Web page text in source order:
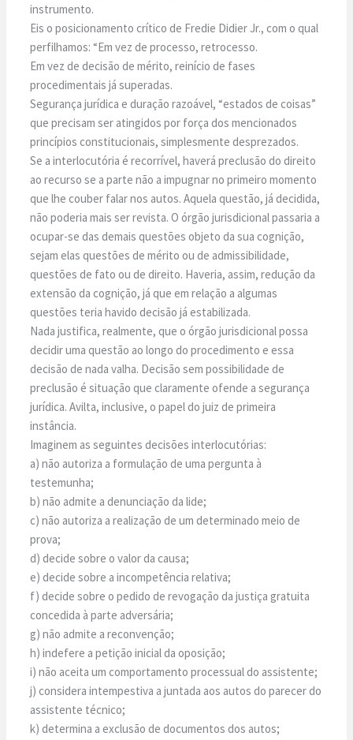
instrumento.
Eis o posicionamento crítico de Fredie Didier Jr., com o qual
perfilhamos: “Em vez de processo, retrocesso.
Em vez de decisão de mérito, reinício de fases
procedimentais já superadas.
Segurança jurídica e duração razoável, “estados de coisas”
que precisam ser atingidos por força dos mencionados
princípios constitucionais, simplesmente desprezados.
Se a interlocutória é recorrível, haverá preclusão do direito
ao recurso se a parte não a impugnar no primeiro momento
que lhe couber falar nos autos. Aquela questão, já decidida,
não poderia mais ser revista. O órgão jurisdicional passaria a
ocupar-se das demais questões objeto da sua cognição,
sejam elas questões de mérito ou de admissibilidade,
questões de fato ou de direito. Haveria, assim, redução da
extensão da cognição, já que em relação a algumas
questões teria havido decisão já estabilizada.
Nada justifica, realmente, que o órgão jurisdicional possa
decidir uma questão ao longo do procedimento e essa
decisão de nada valha. Decisão sem possibilidade de
preclusão é situação que claramente ofende a segurança
jurídica. Avilta, inclusive, o papel do juiz de primeira
instância.
Imaginem as seguintes decisões interlocutórias:
a) não autoriza a formulação de uma pergunta à
testemunha;
b) não admite a denunciação da lide;
c) não autoriza a realização de um determinado meio de
prova;
d) decide sobre o valor da causa;
e) decide sobre a incompetência relativa;
f) decide sobre o pedido de revogação da justiça gratuita
concedida à parte adversária;
g) não admite a reconvenção;
h) indefere a petição inicial da oposição;
i) não aceita um comportamento processual do assistente;
j) considera intempestiva a juntada aos autos do parecer do
assistente técnico;
k) determina a exclusão de documentos dos autos;